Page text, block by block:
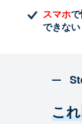
スマホ
できない
こ